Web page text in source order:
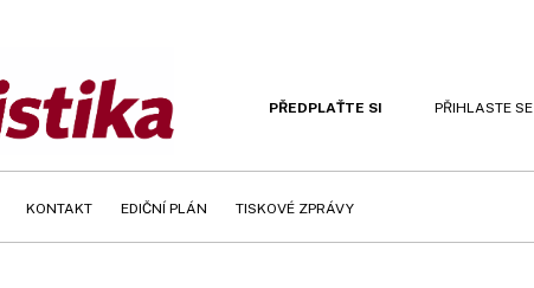
PŘEDPLAŤTE SI PŘIHLASTE SE
KONTAKT EDIČNÍ PLÁN TISKOVÉ ZPRÁVY